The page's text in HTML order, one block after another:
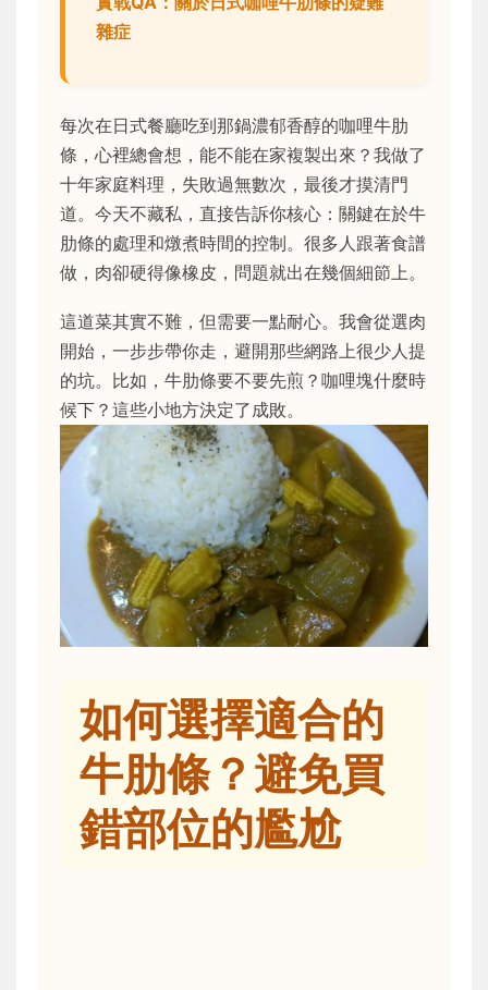
雜症
每次在日式餐廳吃到那鍋濃郁香醇的咖哩牛肋
條，心裡總會想，能不能在家複製出來？我做了
十年家庭料理，失敗過無數次，最後才摸清門
道。今天不藏私，直接告訴你核心：關鍵在於牛
肋條的處理和燉煮時間的控制。很多人跟著食譜
做，肉卻硬得像橡皮，問題就出在幾個細節上。
這道菜其實不難，但需要一點耐心。我會從選肉
開始，一步步帶你走，避開那些網路上很少人提
的坑。比如，牛肋條要不要先煎？咖哩塊什麼時
候下？這些小地方決定了成敗。
如何選擇適合的
牛肋條？避免買
錯部位的尷尬